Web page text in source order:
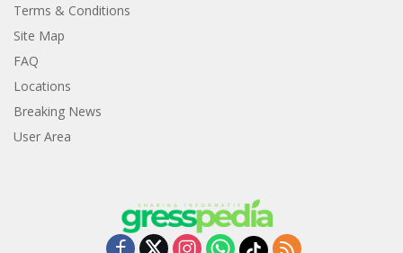
Terms & Conditions
Site Map
FAQ
Locations
Breaking News
User Area